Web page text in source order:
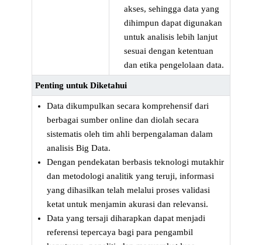
akses, sehingga data yang
dihimpun dapat digunakan
untuk analisis lebih lanjut
sesuai dengan ketentuan
dan etika pengelolaan data.
Penting untuk Diketahui
Data dikumpulkan secara komprehensif dari
berbagai sumber online dan diolah secara
sistematis oleh tim ahli berpengalaman dalam
analisis Big Data.
Dengan pendekatan berbasis teknologi mutakhir
dan metodologi analitik yang teruji, informasi
yang dihasilkan telah melalui proses validasi
ketat untuk menjamin akurasi dan relevansi.
Data yang tersaji diharapkan dapat menjadi
referensi tepercaya bagi para pengambil